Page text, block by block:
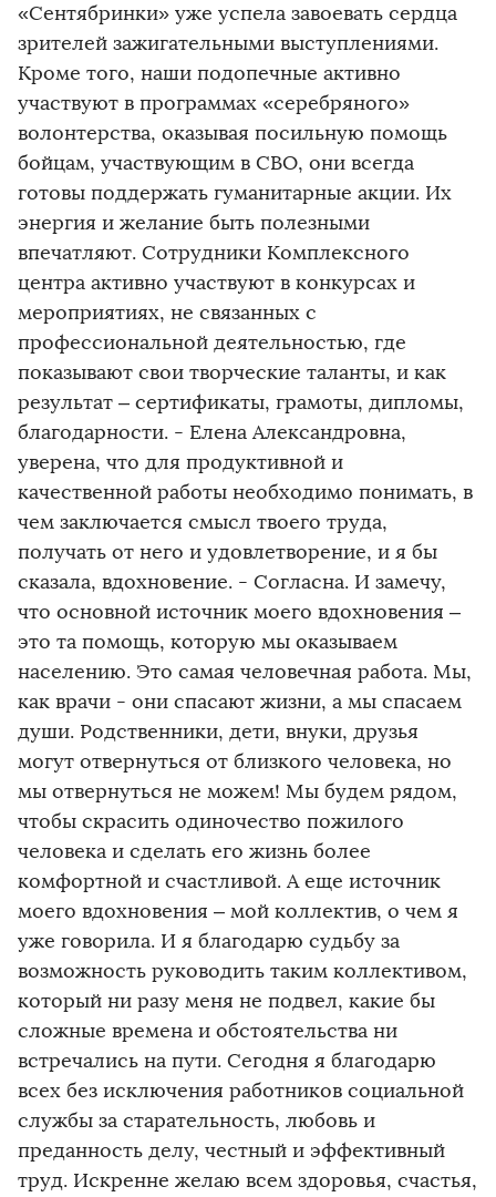
«Сентябринки» уже успела завоевать сердца
зрителей зажигательными выступлениями.
Кроме того, наши подопечные активно
участвуют в программах «серебряного»
волонтерства, оказывая посильную помощь
бойцам, участвующим в СВО, они всегда
готовы поддержать гуманитарные акции. Их
энергия и желание быть полезными
впечатляют. Сотрудники Комплексного
центра активно участвуют в конкурсах и
мероприятиях, не связанных с
профессиональной деятельностью, где
показывают свои творческие таланты, и как
результат – сертификаты, грамоты, дипломы,
благодарности. - Елена Александровна,
уверена, что для продуктивной и
качественной работы необходимо понимать, в
чем заключается смысл твоего труда,
получать от него и удовлетворение, и я бы
сказала, вдохновение. - Согласна. И замечу,
что основной источник моего вдохновения –
это та помощь, которую мы оказываем
населению. Это самая человечная работа. Мы,
как врачи - они спасают жизни, а мы спасаем
души. Родственники, дети, внуки, друзья
могут отвернуться от близкого человека, но
мы отвернуться не можем! Мы будем рядом,
чтобы скрасить одиночество пожилого
человека и сделать его жизнь более
комфортной и счастливой. А еще источник
моего вдохновения – мой коллектив, о чем я
уже говорила. И я благодарю судьбу за
возможность руководить таким коллективом,
который ни разу меня не подвел, какие бы
сложные времена и обстоятельства ни
встречались на пути. Сегодня я благодарю
всех без исключения работников социальной
службы за старательность, любовь и
преданность делу, честный и эффективный
труд. Искренне желаю всем здоровья, счастья,